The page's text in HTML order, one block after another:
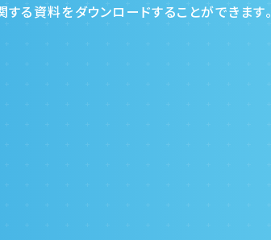
る資料をダウンロードすることができます。